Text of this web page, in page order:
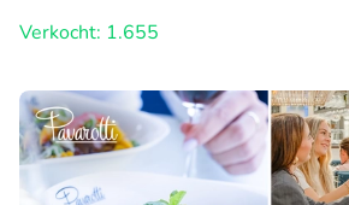
Verkocht: 1.655